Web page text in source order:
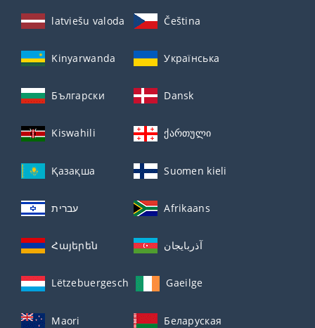
latviešu valoda Čeština
Kinyarwanda Українська
Български Dansk
Kiswahili ქართული
Қазақша Suomen kieli
עברית Afrikaans
Հայերեն آذربايجان
Lëtzebuergesch Gaeilge
Maori Беларуская